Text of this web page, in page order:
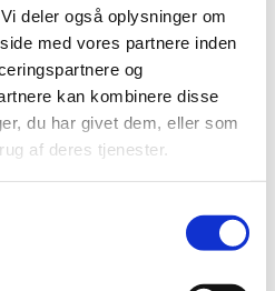
deler også oplysninger om
med vores partnere inden
og
kan kombinere disse
du har givet dem, eller som
af deres tjenester.